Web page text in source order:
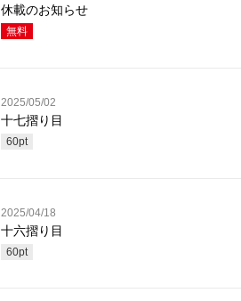
休載のお知らせ
無料
2025/05/02
十七摺り目
60pt
2025/04/18
十六摺り目
60pt